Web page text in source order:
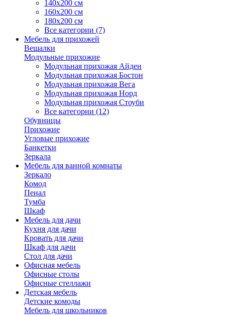
140х200 см
160х200 см
180х200 см
Все категории (7)
Мебель для прихожей
Вешалки
Модульные прихожие
Модульная прихожая Айден
Модульная прихожая Бостон
Модульная прихожая Вега
Модульная прихожая Норд
Модульная прихожая Стоуби
Все категории (12)
Обувницы
Прихожие
Угловые прихожие
Банкетки
Зеркала
Мебель для ванной комнаты
Зеркало
Комод
Пенал
Тумба
Шкаф
Мебель для дачи
Кухня для дачи
Кровать для дачи
Шкаф для дачи
Стол для дачи
Офисная мебель
Офисные столы
Офисные стеллажи
Детская мебель
Детские комоды
Мебель для школьников